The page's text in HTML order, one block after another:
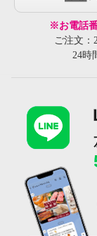
※お電話
ご注文：
24時